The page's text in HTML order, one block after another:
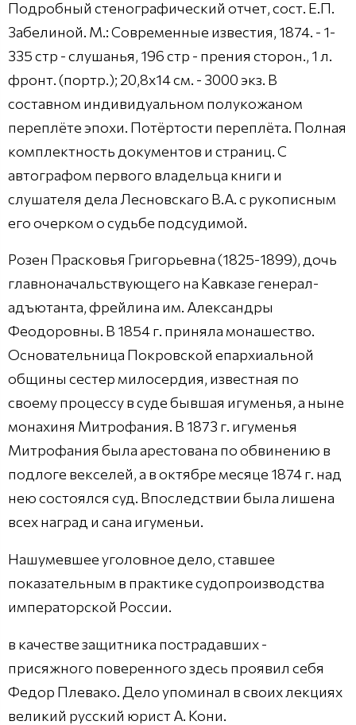
Подробный стенографический отчет, сост. Е.П.
Забелиной. М.: Современные известия, 1874. - 1-
335 стр - слушанья, 196 стр - прения сторон., 1 л.
фронт. (портр.); 20,8х14 см. - 3000 экз. В
составном индивидуальном полукожаном
переплёте эпохи. Потёртости переплёта. Полная
комплектность документов и страниц. С
автографом первого владельца книги и
слушателя дела Лесновскаго В.А. с рукописным
его очерком о судьбе подсудимой.
Розен Прасковья Григорьевна (1825-1899), дочь
главноначальствующего на Кавказе генерал-
адъютанта, фрейлина им. Александры
Феодоровны. В 1854 г. приняла монашество.
Основательница Покровской епархиальной
общины сестер милосердия, известная по
своему процессу в суде бывшая игуменья, а ныне
монахиня Митрофания. В 1873 г. игуменья
Митрофания была арестована по обвинению в
подлоге векселей, а в октябре месяце 1874 г. над
нею состоялся суд. Впоследствии была лишена
всех наград и сана игуменьи.
Нашумевшее уголовное дело, ставшее
показательным в практике судопроизводства
императорской России.
в качестве защитника пострадавших -
присяжного поверенного здесь проявил себя
Федор Плевако. Дело упоминал в своих лекциях
великий русский юрист А. Кони.